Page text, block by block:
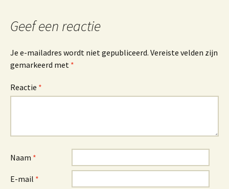
Geef een reactie
Je e-mailadres wordt niet gepubliceerd. Vereiste velden zijn
gemarkeerd met *
Reactie *
Naam *
E-mail *